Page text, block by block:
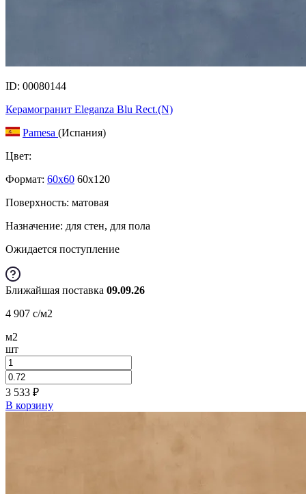
ID: 00080144
Керамогранит Eleganza Blu Rect.(N)
Pamesa (Испания)
Цвет:
Формат: 60x60 60x120
Поверхность: матовая
Назначение: для стен, для пола
Ожидается поступление
Ближайшая поставка 09.09.26
4 907 c/м2
м2
шт
3 533 ₽
В корзину